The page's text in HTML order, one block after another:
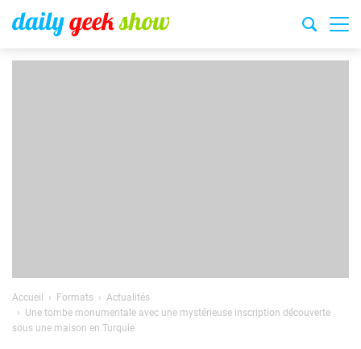
Accueil Formats
Actualités
Une tombe monumentale avec une mystérieuse inscription découverte
sous une maison en Turquie